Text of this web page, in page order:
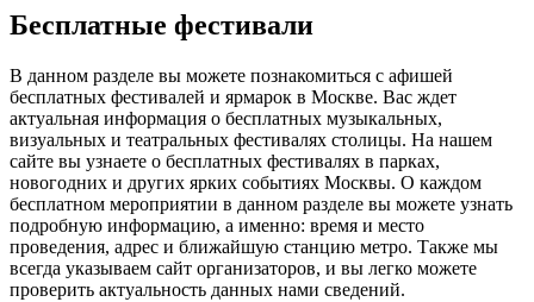
Бесплатные фестивали
В данном разделе вы можете познакомиться с афишей
бесплатных фестивалей и ярмарок в Москве. Вас ждет
актуальная информация о бесплатных музыкальных,
визуальных и театральных фестивалях столицы. На нашем
сайте вы узнаете о бесплатных фестивалях в парках,
новогодних и других ярких событиях Москвы. О каждом
бесплатном мероприятии в данном разделе вы можете узнать
подробную информацию, а именно: время и место
проведения, адрес и ближайшую станцию метро. Также мы
всегда указываем сайт организаторов, и вы легко можете
проверить актуальность данных нами сведений.